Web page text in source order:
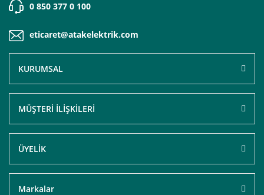
0 850 377 0 100
eticaret@atakelektrik.com
KURUMSAL
MÜŞTERİ İLİŞKİLERİ
ÜYELİK
Markalar